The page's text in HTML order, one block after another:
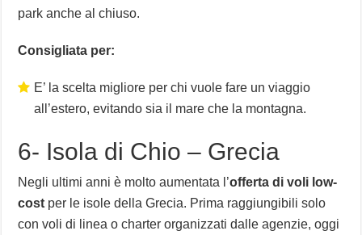
park anche al chiuso.
Consigliata per:
E’ la scelta migliore per chi vuole fare un viaggio
all’estero, evitando sia il mare che la montagna.
6- Isola di Chio – Grecia
Negli ultimi anni è molto aumentata l’offerta di voli low-
cost per le isole della Grecia. Prima raggiungibili solo
con voli di linea o charter organizzati dalle agenzie, oggi